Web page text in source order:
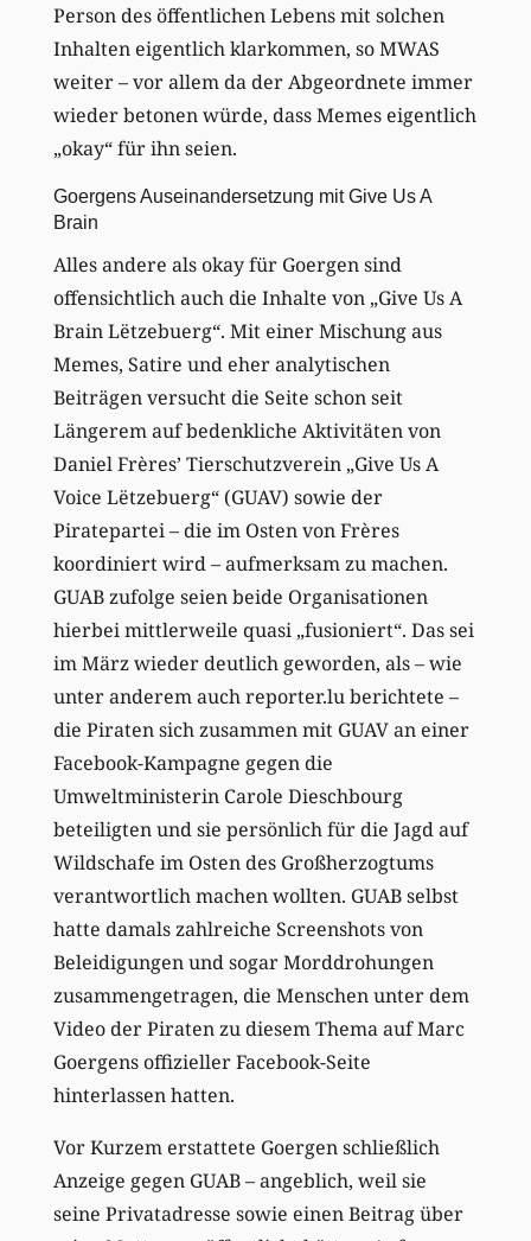
Person des öffentlichen Lebens mit solchen
Inhalten eigentlich klarkommen, so MWAS
weiter – vor allem da der Abgeordnete immer
wieder betonen würde, dass Memes eigentlich
„okay“ für ihn seien.
Goergens Auseinandersetzung mit Give Us A
Brain
Alles andere als okay für Goergen sind
offensichtlich auch die Inhalte von „Give Us A
Brain Lëtzebuerg“. Mit einer Mischung aus
Memes, Satire und eher analytischen
Beiträgen versucht die Seite schon seit
Längerem auf bedenkliche Aktivitäten von
Daniel Frères’ Tierschutzverein „Give Us A
Voice Lëtzebuerg“ (GUAV) sowie der
Piratepartei – die im Osten von Frères
koordiniert wird – aufmerksam zu machen.
GUAB zufolge seien beide Organisationen
hierbei mittlerweile quasi „fusioniert“. Das sei
im März wieder deutlich geworden, als – wie
unter anderem auch reporter.lu berichtete –
die Piraten sich zusammen mit GUAV an einer
Facebook-Kampagne gegen die
Umweltministerin Carole Dieschbourg
beteiligten und sie persönlich für die Jagd auf
Wildschafe im Osten des Großherzogtums
verantwortlich machen wollten. GUAB selbst
hatte damals zahlreiche Screenshots von
Beleidigungen und sogar Morddrohungen
zusammengetragen, die Menschen unter dem
Video der Piraten zu diesem Thema auf Marc
Goergens offizieller Facebook-Seite
hinterlassen hatten.
Vor Kurzem erstattete Goergen schließlich
Anzeige gegen GUAB – angeblich, weil sie
seine Privatadresse sowie einen Beitrag über